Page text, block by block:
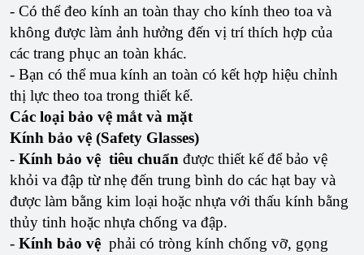
- Có thể đeo kính an toàn thay cho kính theo toa và
không được làm ảnh hưởng đến vị trí thích hợp của
các trang phục an toàn khác.
- Bạn có thể mua kính an toàn có kết hợp hiệu chỉnh
thị lực theo toa trong thiết kế.
Các loại bảo vệ mắt và mặt
Kính bảo vệ (Safety Glasses)
- Kính bảo vệ tiêu chuẩn được thiết kế để bảo vệ
khỏi va đập từ nhẹ đến trung bình do các hạt bay và
được làm bằng kim loại hoặc nhựa với thấu kính bằng
thủy tinh hoặc nhựa chống va đập.
- Kính bảo vệ phải có tròng kính chống vỡ, gọng